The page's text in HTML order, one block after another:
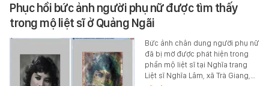
Phục hồi bức ảnh người phụ nữ được tìm thấy
trong mộ liệt sĩ ở Quảng Ngãi
Bức ảnh chân dung người phụ nữ
đã bị mờ được phát hiện trong
phần mộ liệt sĩ tại Nghĩa trang
Liệt sĩ Nghĩa Lâm, xã Trà Giang,…